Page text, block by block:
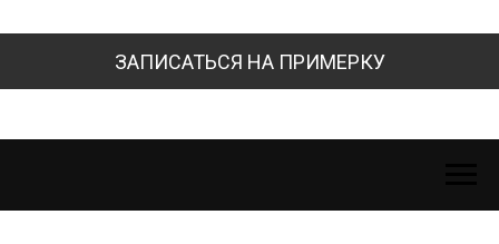
ЗАПИСАТЬСЯ НА ПРИМЕРКУ